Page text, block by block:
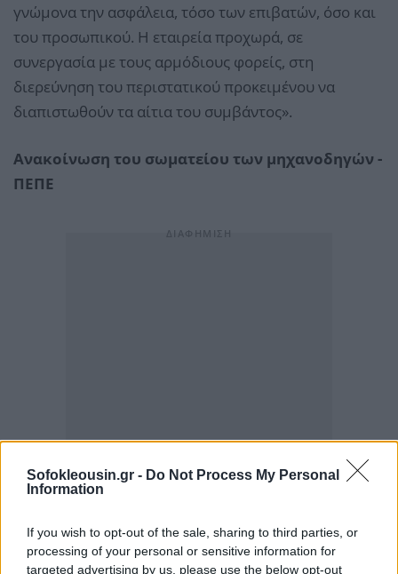
Sofokleousin.gr - Do Not Process My Personal
Information
If you wish to opt-out of the sale, sharing to third parties, or
processing of your personal or sensitive information for
targeted advertising by us, please use the below opt-out
γνώμονα την ασφάλεια, τόσο των επιβατών, όσο και
του προσωπικού. Η εταιρεία προχωρά, σε
συνεργασία με τους αρμόδιους φορείς, στη
διερεύνηση του περιστατικού προκειμένου να
διαπιστωθούν τα αίτια του συμβάντος».
Ανακοίνωση του σωματείου των μηχανοδηγών -
ΠΕΠΕ